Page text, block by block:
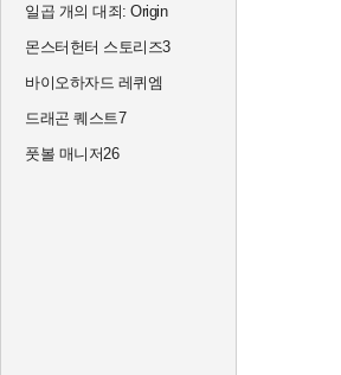
일곱 개의 대죄: Origin
몬스터헌터 스토리즈3
바이오하자드 레퀴엠
드래곤 퀘스트7
풋볼 매니저26